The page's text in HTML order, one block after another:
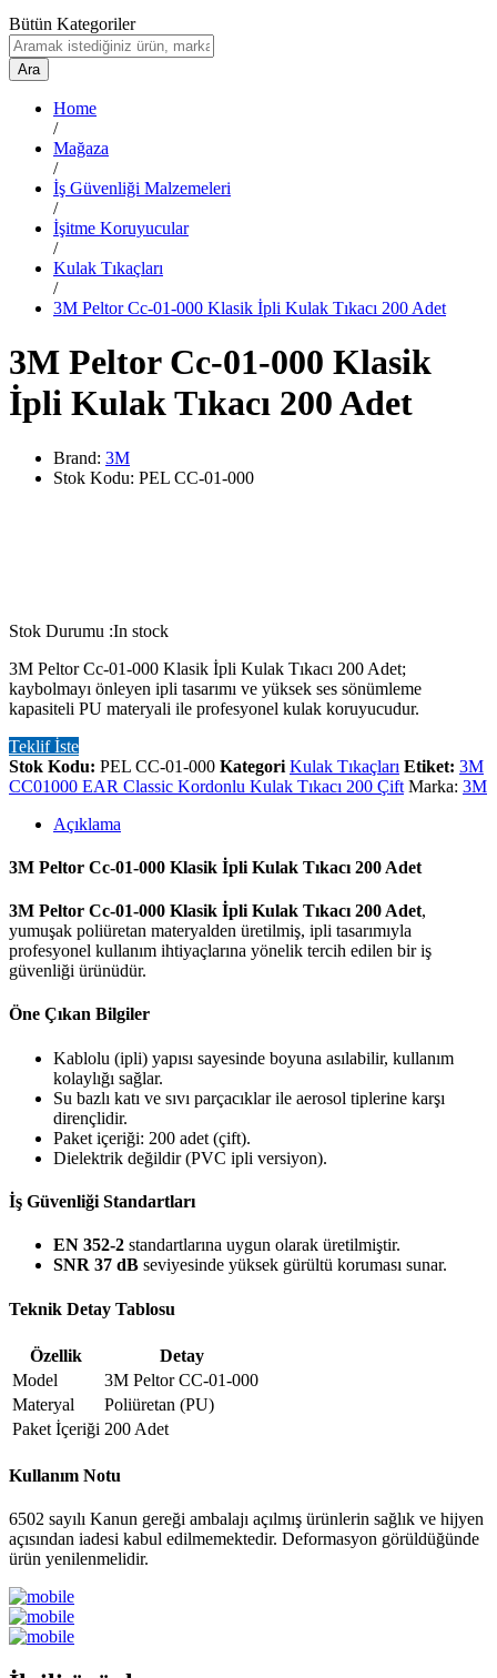
Bütün Kategoriler
Ara
Home
/
Mağaza
/
İş Güvenliği Malzemeleri
/
İşitme Koruyucular
/
Kulak Tıkaçları
/
3M Peltor Cc-01-000 Klasik İpli Kulak Tıkacı 200 Adet
3M Peltor Cc-01-000 Klasik
İpli Kulak Tıkacı 200 Adet
Brand: 3M
Stok Kodu: PEL CC-01-000
Stok Durumu :In stock
3M Peltor Cc-01-000 Klasik İpli Kulak Tıkacı 200 Adet;
kaybolmayı önleyen ipli tasarımı ve yüksek ses sönümleme
kapasiteli PU materyali ile profesyonel kulak koruyucudur.
Teklif İste
Stok Kodu: PEL CC-01-000 Kategori Kulak Tıkaçları Etiket: 3M
CC01000 EAR Classic Kordonlu Kulak Tıkacı 200 Çift Marka: 3M
Açıklama
3M Peltor Cc-01-000 Klasik İpli Kulak Tıkacı 200 Adet
3M Peltor Cc-01-000 Klasik İpli Kulak Tıkacı 200 Adet,
yumuşak poliüretan materyalden üretilmiş, ipli tasarımıyla
profesyonel kullanım ihtiyaçlarına yönelik tercih edilen bir iş
güvenliği ürünüdür.
Öne Çıkan Bilgiler
Kablolu (ipli) yapısı sayesinde boyuna asılabilir, kullanım
kolaylığı sağlar.
Su bazlı katı ve sıvı parçacıklar ile aerosol tiplerine karşı
dirençlidir.
Paket içeriği: 200 adet (çift).
Dielektrik değildir (PVC ipli versiyon).
İş Güvenliği Standartları
EN 352-2 standartlarına uygun olarak üretilmiştir.
SNR 37 dB seviyesinde yüksek gürültü koruması sunar.
Teknik Detay Tablosu
Özellik
Detay
Model
3M Peltor CC-01-000
Materyal
Poliüretan (PU)
Paket İçeriği 200 Adet
Kullanım Notu
6502 sayılı Kanun gereği ambalajı açılmış ürünlerin sağlık ve hijyen
açısından iadesi kabul edilmemektedir. Deformasyon görüldüğünde
ürün yenilenmelidir.